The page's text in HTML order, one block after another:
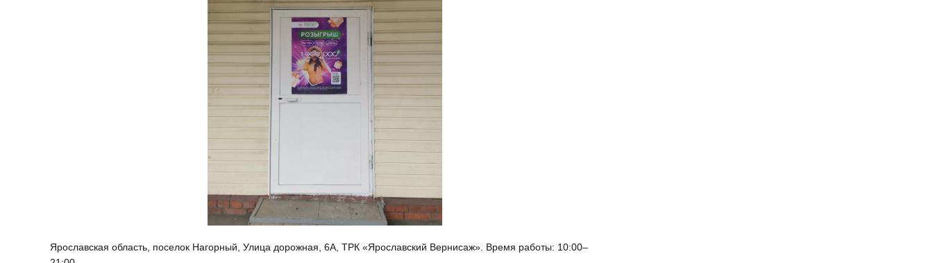
Ярославская область, поселок Нагорный, Улица дорожная, 6А, ТРК «Ярославский Вернисаж». Время работы: 10:00–